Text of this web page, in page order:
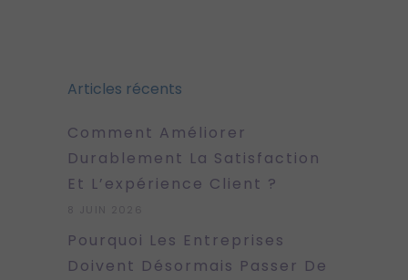
Articles récents
Comment Améliorer
Durablement La Satisfaction
Et L’expérience Client ?
Pourquoi Les Entreprises
Doivent Désormais Passer De